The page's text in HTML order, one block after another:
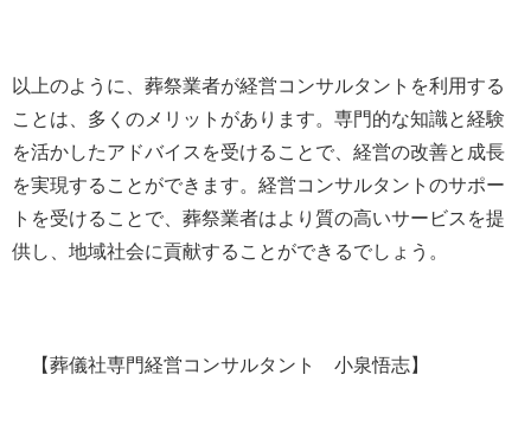
以上のように、葬祭業者が経営コンサルタントを利用する
ことは、多くのメリットがあります。専門的な知識と経験
を活かしたアドバイスを受けることで、経営の改善と成長
を実現することができます。経営コンサルタントのサポー
トを受けることで、葬祭業者はより質の高いサービスを提
供し、地域社会に貢献することができるでしょう。
【葬儀社専門経営コンサルタント 小泉悟志】